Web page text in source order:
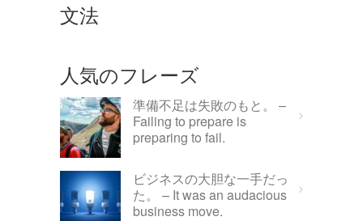
文法
人気のフレーズ
準備不足は失敗のもと。 –
Failing to prepare is
preparing to fail.
ビジネスの大胆な一手だっ
た。 – It was an audacious
business move.